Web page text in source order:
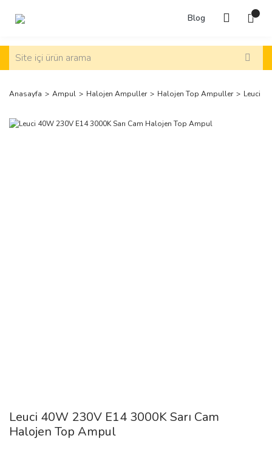
Blog
Anasayfa Ampul Halojen Ampuller Halojen Top Ampuller Leuci
Leuci 40W 230V E14 3000K Sarı Cam
Halojen Top Ampul